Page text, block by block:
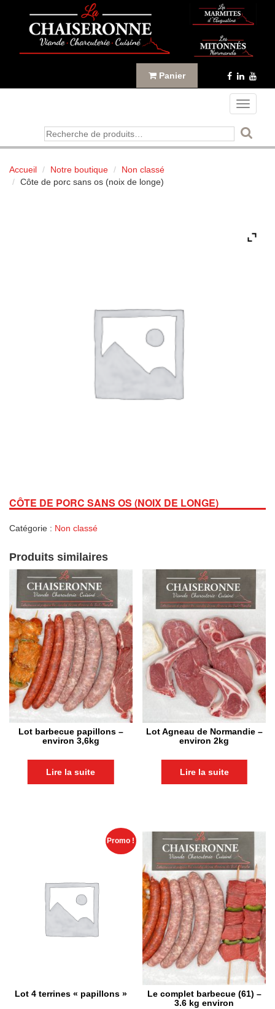
Panier
Toggle
Recherche
pour :
Accueil Notre boutique
Non classé
Côte de porc sans os (noix de longe)
CÔTE DE PORC SANS OS (NOIX DE LONGE)
Catégorie : Non classé
Produits similaires
Lot barbecue papillons –
environ 3,6kg
Lire la suite
Lot Agneau de Normandie –
environ 2kg
Lire la suite
Promo !
Lot 4 terrines « papillons »
Le complet barbecue (61) –
3.6 kg environ
Panneau de gestion des cookies